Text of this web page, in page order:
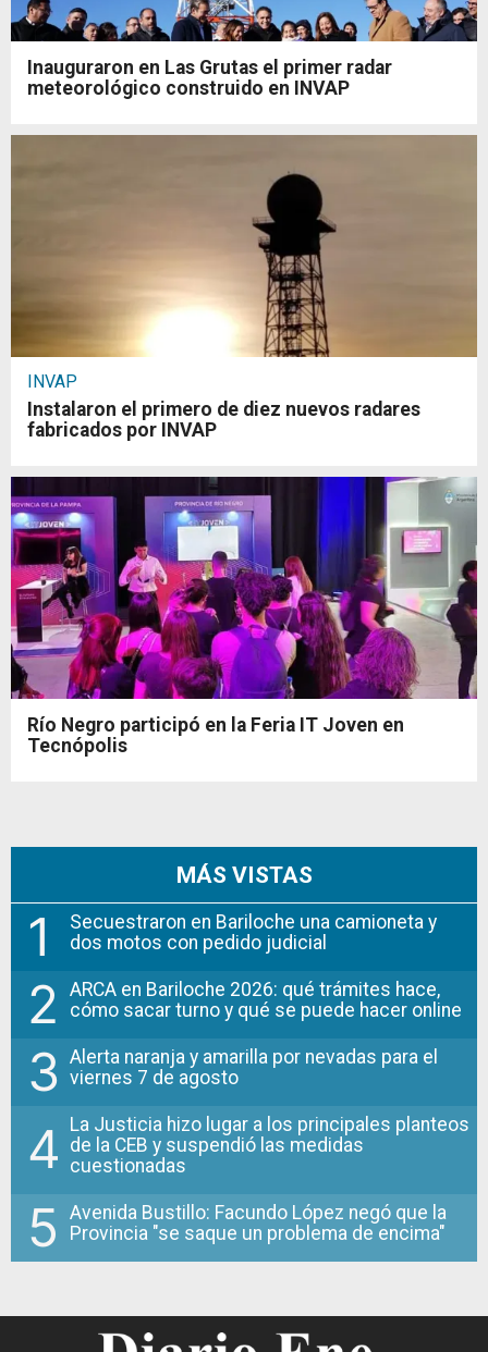
Inauguraron en Las Grutas el primer radar
meteorológico construido en INVAP
INVAP
Instalaron el primero de diez nuevos radares
fabricados por INVAP
Río Negro participó en la Feria IT Joven en
Tecnópolis
MÁS VISTAS
1
Secuestraron en Bariloche una camioneta y
dos motos con pedido judicial
2
ARCA en Bariloche 2026: qué trámites hace,
cómo sacar turno y qué se puede hacer online
3 Alerta naranja y amarilla por nevadas para el
viernes 7 de agosto
4 La Justicia hizo lugar a los principales planteos
de la CEB y suspendió las medidas
cuestionadas
5
Avenida Bustillo: Facundo López negó que la
Provincia "se saque un problema de encima"